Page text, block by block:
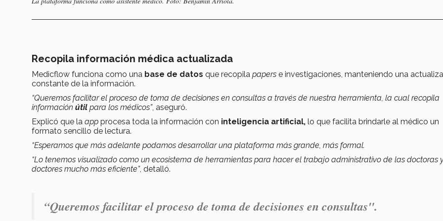
Recopila información médica actualizada
Medicflow funciona como una base de datos que recopila papers e investigaciones, manteniendo una
constante de la información.
“Queremos facilitar el proceso de toma de decisiones en consultas a través de nuestra herramienta, la cual recopila
información útil para los médicos”, aseguró.
Explicó que la app procesa toda la información con inteligencia artificial, lo que facilita brindarle al médico un
formato sencillo de lectura.
“Esperamos que más adelante podamos desarrollar una plataforma más grande, más formal.
“Lo tenemos visualizado como un ecosistema de herramientas para hacer el trabajo administrativo de las doctoras
doctores mucho más eficiente”, detalló.
“Queremos facilitar el proceso de toma de decisiones en consultas".